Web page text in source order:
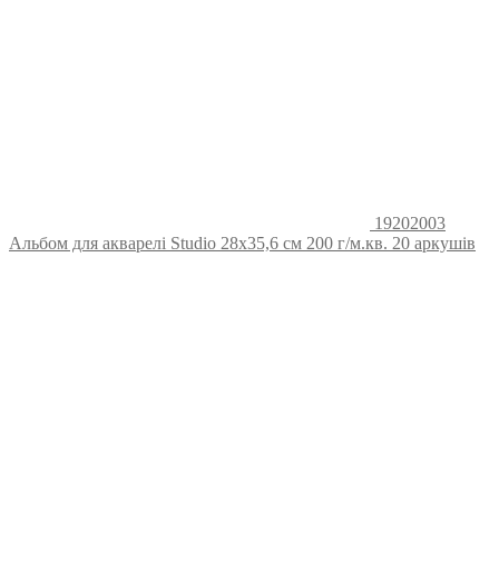
19202003
Альбом для акварелі Studio 28х35,6 см 200 г/м.кв. 20 аркушів